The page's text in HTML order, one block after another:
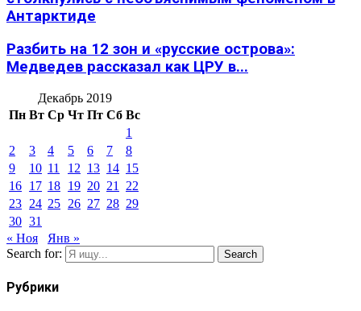
Антарктиде
Разбить на 12 зон и «русские острова»:
Медведев рассказал как ЦРУ в...
Декабрь 2019
Пн Вт Ср Чт Пт Сб Вс
1
2
3 4 5 6 7
8
9
10 11 12 13 14 15
16 17 18 19 20 21
22
23 24 25 26 27 28 29
30 31
« Ноя
Янв »
Search for:
Search
Рубрики